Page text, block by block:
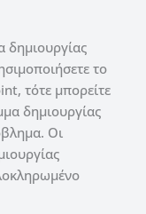
δημιουργίας
το
τότε μπορείτε
δημιουργίας
Οι